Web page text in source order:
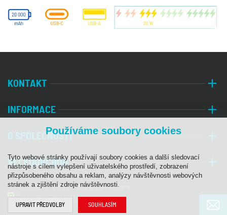
KONTAKT
INFORMACE
O SPOLEČNOSTI
VELKOOBCHOD
© 2026 PALA, s. r. o. | Všechna práva vyhrazena
Programia - internetové obchody
Používáme soubory cookies
Tyto webové stránky používají soubory cookies a další sledovací
nástroje s cílem vylepšení uživatelského prostředí, zobrazení
přizpůsobeného obsahu a reklam, analýzy návštěvnosti webových
stránek a zjištění zdroje návštěvnosti.
UPRAVIT PŘEDVOLBY SOUHLASÍM